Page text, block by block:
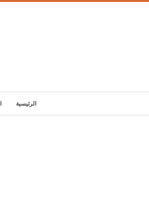
الرئيسية